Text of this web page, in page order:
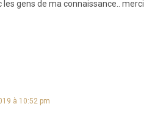
gens de ma connaissance.. merci
à 10:52 pm